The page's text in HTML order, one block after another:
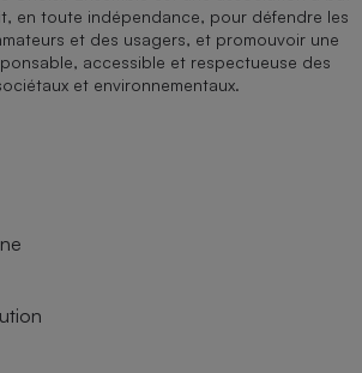
en toute indépendance, pour défendre les
et des usagers, et promouvoir une
accessible et respectueuse des
et environnementaux.